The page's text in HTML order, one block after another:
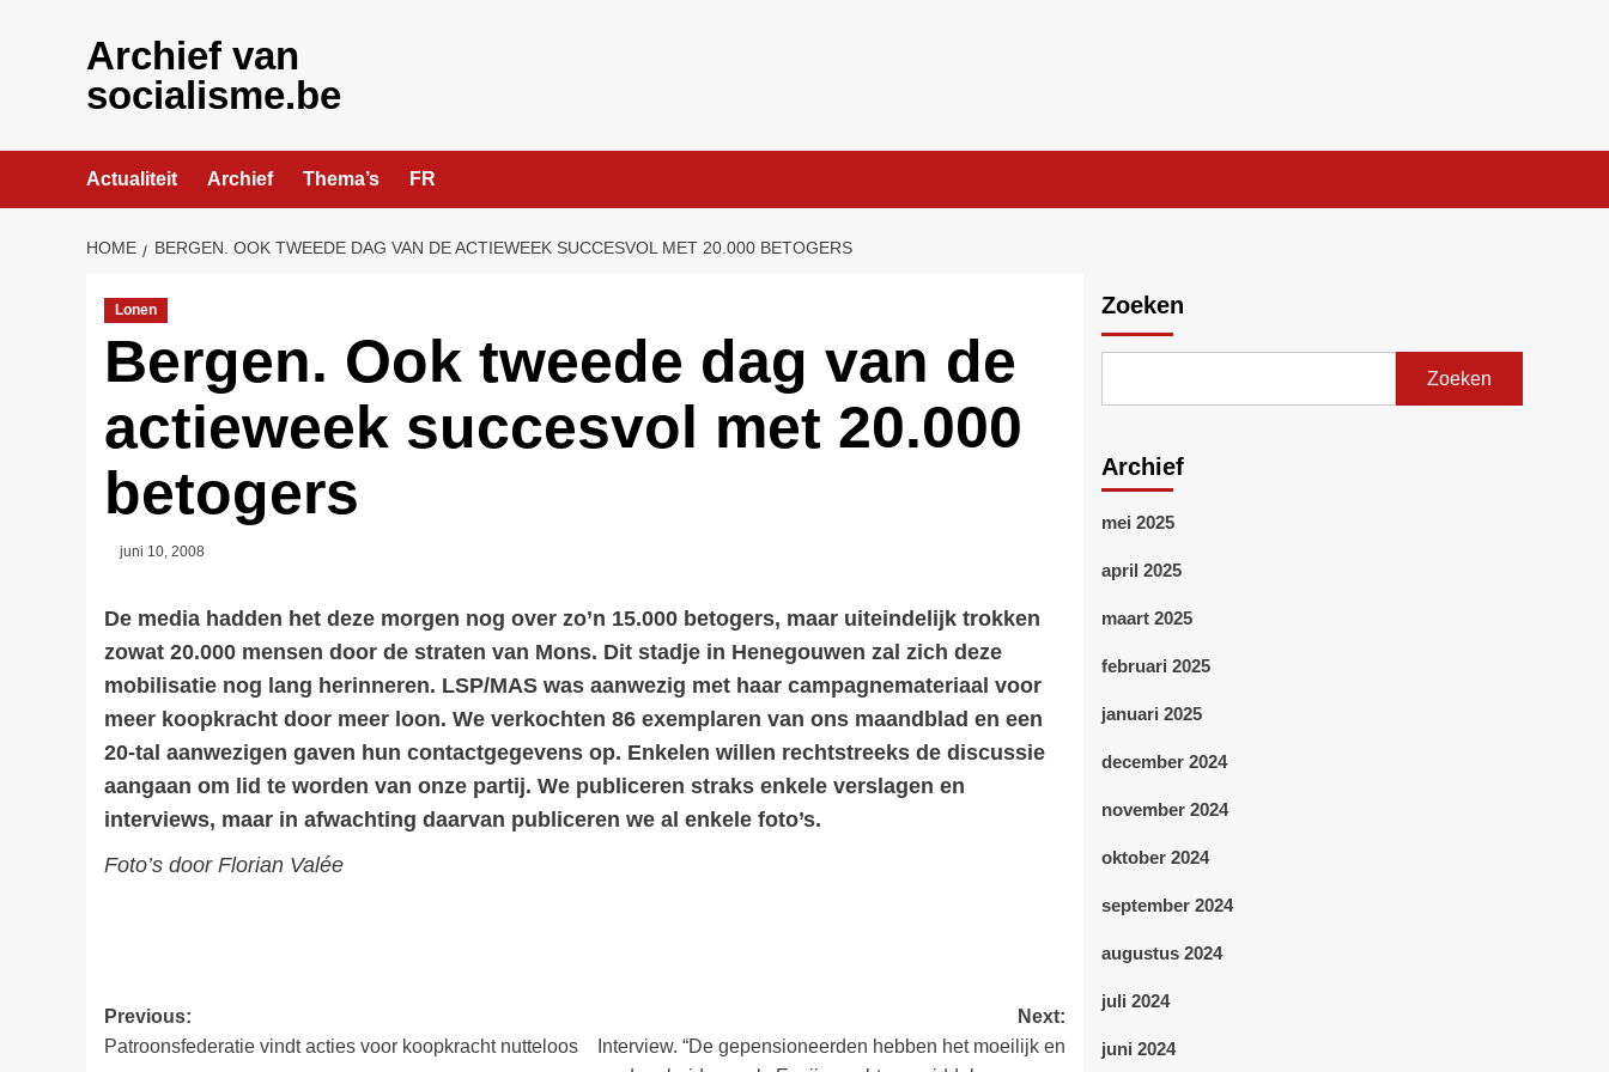
Archief van
socialisme.be
Actualiteit Archief Thema’s FR
HOME BERGEN. OOK TWEEDE DAG VAN DE ACTIEWEEK SUCCESVOL MET 20.000 BETOGERS
Lonen
Bergen. Ook tweede dag van de
actieweek succesvol met 20.000
betogers
juni 10, 2008
De media hadden het deze morgen nog over zo’n 15.000 betogers, maar uiteindelijk trokken
zowat 20.000 mensen door de straten van Mons. Dit stadje in Henegouwen zal zich deze
mobilisatie nog lang herinneren. LSP/MAS was aanwezig met haar campagnemateriaal voor
meer koopkracht door meer loon. We verkochten 86 exemplaren van ons maandblad en een
20-tal aanwezigen gaven hun contactgegevens op. Enkelen willen rechtstreeks de discussie
aangaan om lid te worden van onze partij. We publiceren straks enkele verslagen en
interviews, maar in afwachting daarvan publiceren we al enkele foto’s.
Foto’s door Florian Valée
Post
navigation
Previous:
Patroonsfederatie vindt acties voor koopkracht nutteloos
Next:
Interview. “De gepensioneerden hebben het moeilijk en
Zoeken
Zoeken
Archief
mei 2025
april 2025
maart 2025
februari 2025
januari 2025
december 2024
november 2024
oktober 2024
september 2024
augustus 2024
juli 2024
juni 2024